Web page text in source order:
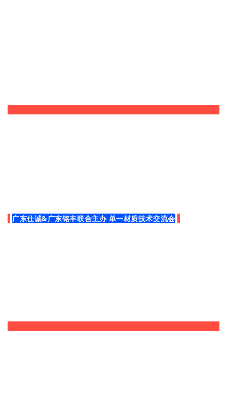
广东仕诚&广东铭丰联合主办 单一材质技术交流会